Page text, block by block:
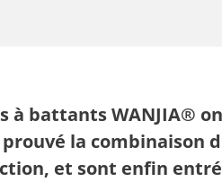
à battants WANJIA®
la combinaison
et sont enfin